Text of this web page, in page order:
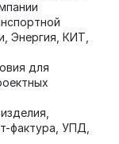
Энергия, КИТ,
для
фактура, УПД,